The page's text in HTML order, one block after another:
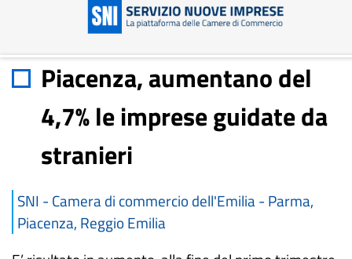
Piacenza, aumentano del
4,7% le imprese guidate da
stranieri
SNI - Camera di commercio dell'Emilia - Parma,
Piacenza, Reggio Emilia